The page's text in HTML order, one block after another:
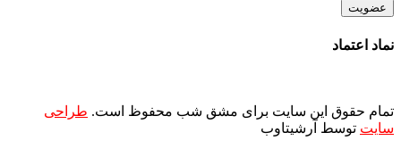
عضویت
نماد اعتماد
تمام حقوق این سایت برای مشق شب محفوظ است. طراحی
سایت توسط آرشیتاوب